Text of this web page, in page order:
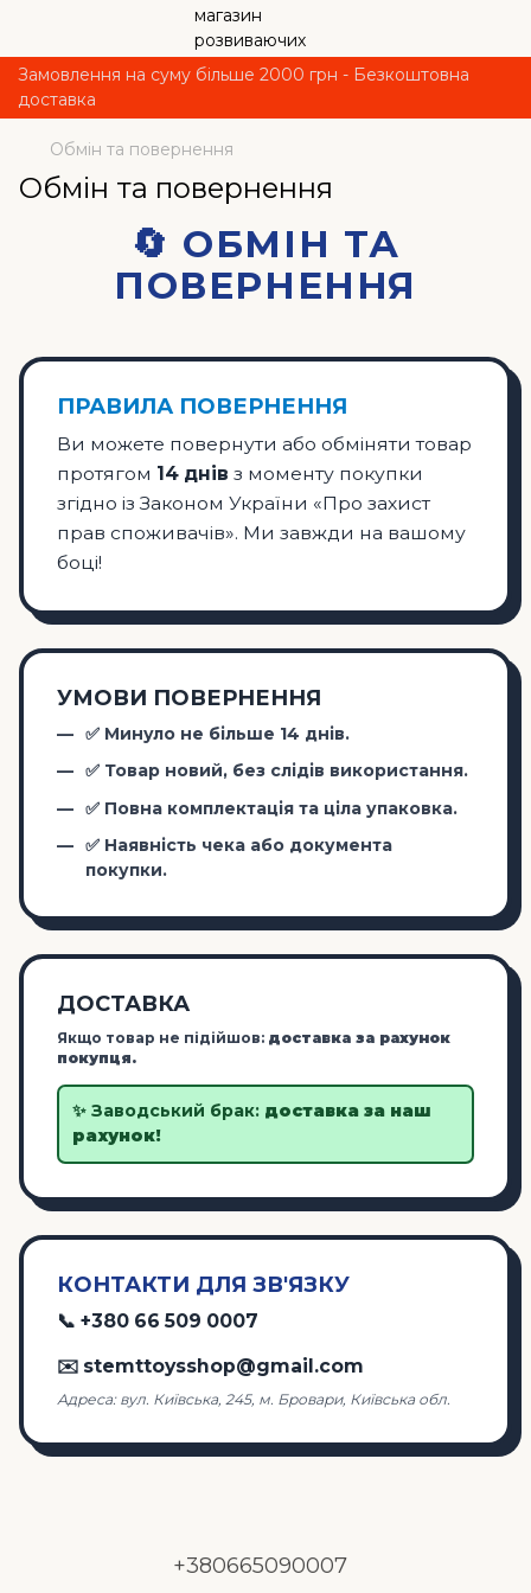
Замовлення на суму більше 2000 грн - Безкоштовна
доставка
Обмін та повернення
Обмін та повернення
🔄 ОБМІН ТА
ПОВЕРНЕННЯ
ПРАВИЛА ПОВЕРНЕННЯ
Ви можете повернути або обміняти товар
протягом 14 днів з моменту покупки
згідно із Законом України «Про захист
прав споживачів». Ми завжди на вашому
боці!
УМОВИ ПОВЕРНЕННЯ
✅ Минуло не більше 14 днів.
✅ Товар новий, без слідів використання.
✅ Повна комплектація та ціла упаковка.
✅ Наявність чека або документа
покупки.
ДОСТАВКА
Якщо товар не підійшов: доставка за рахунок
покупця.
✨ Заводський брак: доставка за наш
рахунок!
КОНТАКТИ ДЛЯ ЗВ'ЯЗКУ
📞 +380 66 509 0007
✉️ stemttoysshop@gmail.com
Адреса: вул. Київська, 245, м. Бровари, Київська обл.
+380665090007